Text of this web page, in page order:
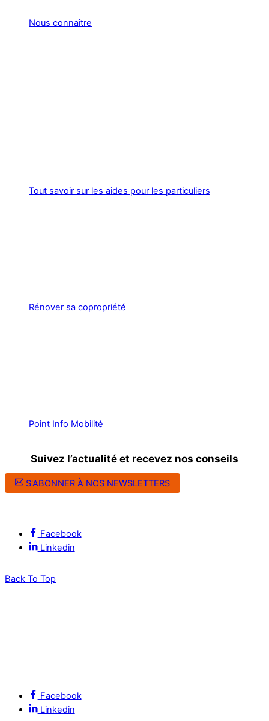
Nous connaître
Tout savoir sur les aides pour les particuliers
Rénover sa copropriété
Point Info Mobilité
Suivez l’actualité et recevez nos conseils
S'ABONNER À NOS NEWSLETTERS
Facebook
Linkedin
Back To Top
Facebook
Linkedin